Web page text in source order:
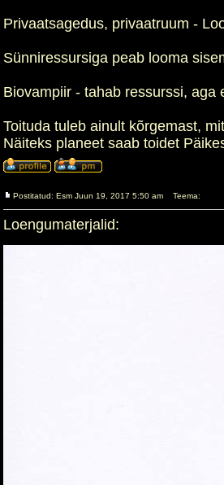
Privaatsagedus, privaatruum -
Sünniressursiga peab looma
Biovampiir - tahab ressurssi, aga
Toituda tuleb ainult kõrgemast,
Näiteks planeet saab toidet
Postitatud: Esm Juun 19, 2017 5:50 am Teema:
Loengumaterjalid: